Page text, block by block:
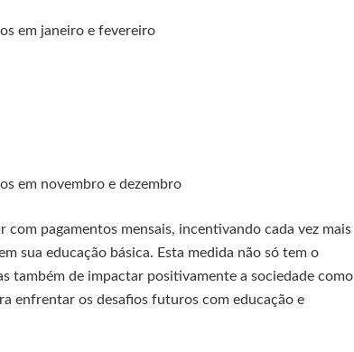
em janeiro e fevereiro
em novembro e dezembro
pagamentos mensais, incentivando cada vez mais
sua educação básica. Esta medida não só tem o
também de impactar positivamente a sociedade como
enfrentar os desafios futuros com educação e